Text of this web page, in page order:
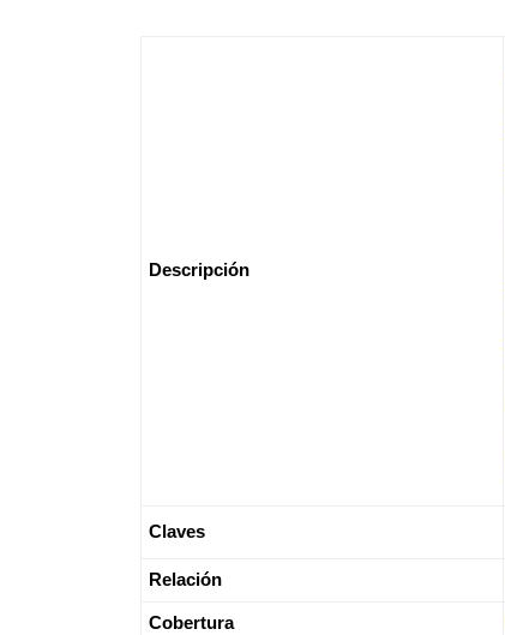
Descripción
Claves
Relación
Cobertura